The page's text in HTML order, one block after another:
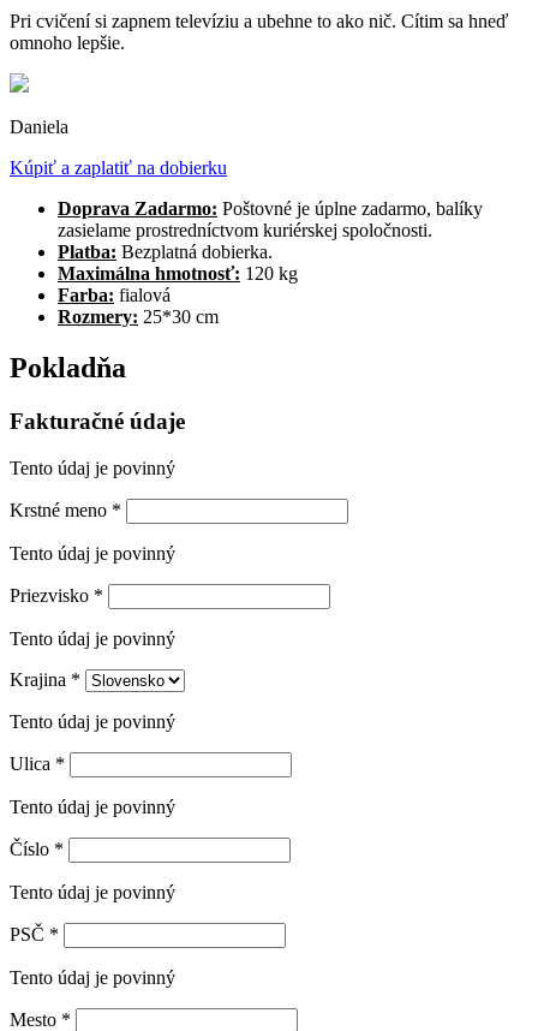
Pri cvičení si zapnem televíziu a ubehne to ako nič. Cítim sa hneď
omnoho lepšie.
Daniela
Kúpiť a zaplatiť na dobierku
Doprava Zadarmo: Poštovné je úplne zadarmo, balíky
zasielame prostredníctvom kuriérskej spoločnosti.
Platba: Bezplatná dobierka.
Maximálna hmotnosť: 120 kg
Farba: fialová
Rozmery: 25*30 cm
Pokladňa
Fakturačné údaje
Tento údaj je povinný
Krstné meno *
Tento údaj je povinný
Priezvisko *
Tento údaj je povinný
Krajina *
Tento údaj je povinný
Ulica *
Tento údaj je povinný
Číslo *
Tento údaj je povinný
PSČ *
Tento údaj je povinný
Mesto *